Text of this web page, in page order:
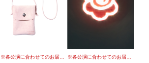
※各公演に合わせてのお届けではございませんこと、予めご理解の上、お買い求めください。